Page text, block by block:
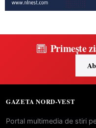
Primește
GAZETA NORD-VEST
Portal multimedia de stiri